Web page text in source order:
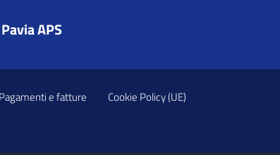
APS
Pagamenti e fatture Cookie Policy (UE)